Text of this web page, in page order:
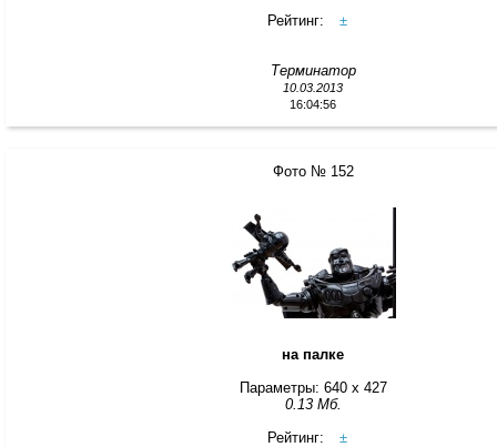
Рейтинг:
±
Терминатор
10.03.2013
16:04:56
Фото № 152
на палке
Параметры: 640 x 427
0.13 Мб.
Рейтинг:
±